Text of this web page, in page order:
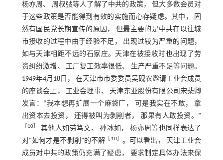
杨亦周、 周叔弢等人了解了中共的政策， 但大多数会员对
于这些政策是否能得到有效的实施而心存疑虑。其中， 固
然有国民党长期宣传的原因， 但最主要的是中共在以往城
市接收的过程中由于经验不足， 出现过较为严重的问题，
如与天津相距不远的石家庄。天津在被接收时也出现了劳
资纠纷激增、 工厂复工效率很低、 生产严重不足等问题。
1949年4月18日， 在天津市市委委员吴砚农邀请工业会成员
的座谈会上， 工业会理事、 天津东亚股份有限公司宋棐卿
发言：“我本想再扩展一个麻袋厂， 可是我实在不敢， 拿
出资本去投资， 还得被叫为剥削者， 那果有人敢投资。”
10］
其他人如劳笃文、 孙冰如， 杨亦周等也同样表达了
对“如何才是不剥削”的不解
10］ 。可以看出， 天津工业会
成员对中共的政策仍充满了疑虑， 要求制定具体办法来保